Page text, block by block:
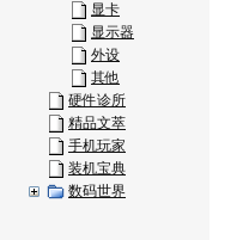
显卡
显示器
外设
其他
硬件诊所
精品文萃
手机玩家
装机宝典
数码世界